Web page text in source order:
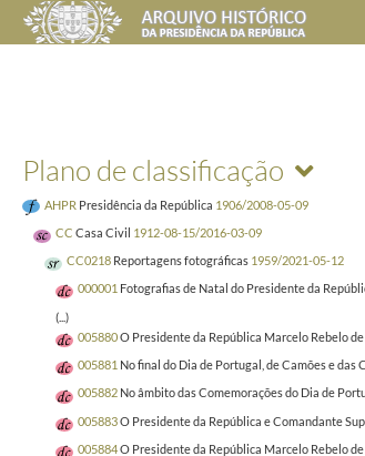
Plano de classificação
AHPR Presidência da República 1906/2008-05-09
CC Casa Civil 1912-08-15/2016-03-09
CC0218 Reportagens fotográficas 1959/2021-05-12
000001 Fotografias de Natal do Presidente da
(...)
005880O Presidente da República Marcelo Rebelo
005881 No final do Dia de Portugal, de Camões e das
005882 No âmbito das Comemorações do Dia de
005883O Presidente da República e Comandante
005884O Presidente da República Marcelo Rebelo